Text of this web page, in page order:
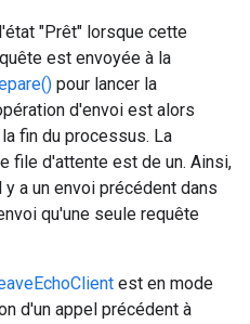
"Prêt" lorsque cette
est envoyée à la
pour lancer la
d'envoi est alors
fin du processus. La
file d'attente est de un. Ainsi,
y a un envoi précédent dans
qu'une seule requête
est en mode
d'un appel précédent à